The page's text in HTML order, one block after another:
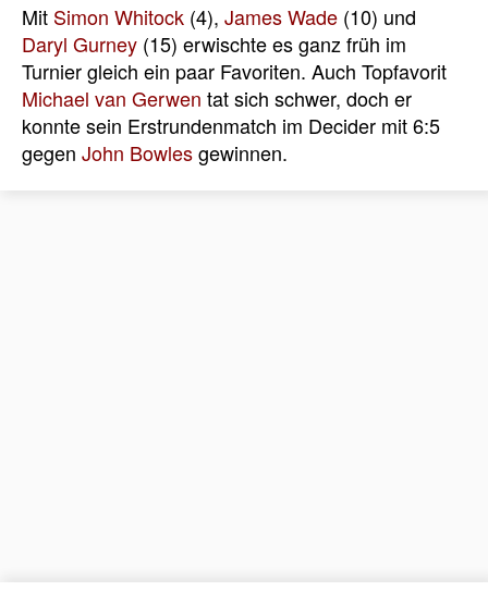
Mit Simon Whitock (4), James Wade (10) und
Daryl Gurney (15) erwischte es ganz früh im
Turnier gleich ein paar Favoriten. Auch Topfavorit
Michael van Gerwen tat sich schwer, doch er
konnte sein Erstrundenmatch im Decider mit 6:5
gegen John Bowlesgewinnen.